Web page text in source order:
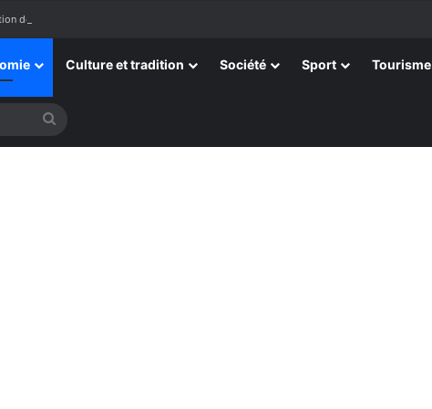
des Grandes Retrouvailles des Ressortissants de Kpélé Govié Apégamé / Sokpé
Culture et tradition Société Sport Tourisme